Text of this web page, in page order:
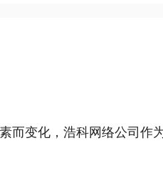
而变化，浩科网络公司作